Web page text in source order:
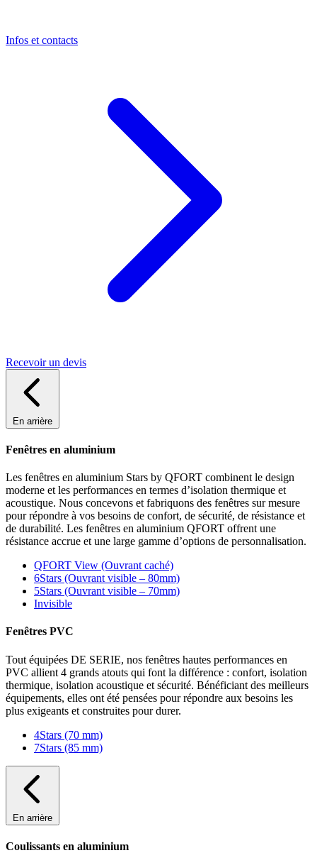
Infos et contacts
Recevoir un devis
En arrière
Fenêtres en aluminium
Les fenêtres en aluminium Stars by QFORT combinent le design
moderne et les performances en termes d’isolation thermique et
acoustique. Nous concevons et fabriquons des fenêtres sur mesure
pour répondre à vos besoins de confort, de sécurité, de résistance et
de durabilité. Les fenêtres en aluminium QFORT offrent une
résistance accrue et une large gamme d’options de personnalisation.
QFORT View (Ouvrant caché)
6Stars (Ouvrant visible – 80mm)
5Stars (Ouvrant visible – 70mm)
Invisible
Fenêtres PVC
Tout équipées DE SERIE, nos fenêtres hautes performances en
PVC allient 4 grands atouts qui font la différence : confort, isolation
thermique, isolation acoustique et sécurité. Bénéficiant des meilleurs
équipements, elles ont été pensées pour répondre aux besoins les
plus exigeants et construites pour durer.
4Stars (70 mm)
7Stars (85 mm)
En arrière
Coulissants en aluminium